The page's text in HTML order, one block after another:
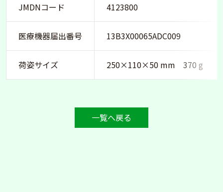
JMDNコード 4123800
医療機器届出番号 13B3X00065ADC009
荷姿サイズ 250×110×50 mm 370 g
一覧へ戻る